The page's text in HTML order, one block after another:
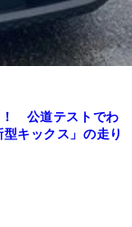
！ 公道テストでわ
キックス」の走り